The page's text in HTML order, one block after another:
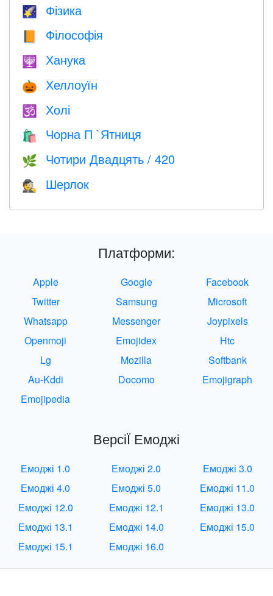
🌠 Фізика
📙 Філософія
🕎 Ханука
🎃 Хеллоуїн
🕉 Холі
🛍 Чорна П `Ятниця
🌿 Чотири Двадцять / 420
🕵️ Шерлок
Платформи:
Apple Google
Facebook
Twitter
Samsung
Microsoft
Whatsapp
Messenger
Joypixels
Openmoji
Emojidex
Htc
Lg
Mozilla
Softbank
Au-Kddi
Docomo
Emojigraph
Emojipedia
ВерсіЇ Емоджі
Емоджі 1.0 Емоджі 2.0
Емоджі 3.0
Емоджі 4.0
Емоджі 5.0
Емоджі 11.0
Емоджі 12.0
Емоджі 12.1
Емоджі 13.0
Емоджі 13.1
Емоджі 14.0
Емоджі 15.0
Емоджі 15.1
Емоджі 16.0